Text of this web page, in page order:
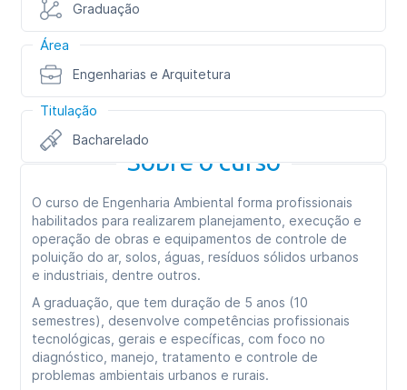
Graduação
Área
Engenharias e Arquitetura
Titulação
Bacharelado
Sobre o curso
O curso de Engenharia Ambiental forma profissionais
habilitados para realizarem planejamento, execução e
operação de obras e equipamentos de controle de
poluição do ar, solos, águas, resíduos sólidos urbanos
e industriais, dentre outros.
A graduação, que tem duração de 5 anos (10
semestres), desenvolve competências profissionais
tecnológicas, gerais e específicas, com foco no
diagnóstico, manejo, tratamento e controle de
problemas ambientais urbanos e rurais.